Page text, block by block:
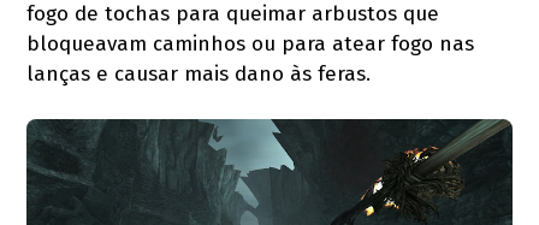
fogo de tochas para queimar arbustos que
bloqueavam caminhos ou para atear fogo nas
lanças e causar mais dano às feras.